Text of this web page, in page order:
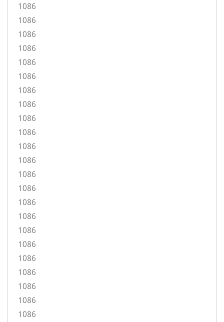
1086
1086
1086
1086
1086
1086
1086
1086
1086
1086
1086
1086
1086
1086
1086
1086
1086
1086
1086
1086
1086
1086
1086